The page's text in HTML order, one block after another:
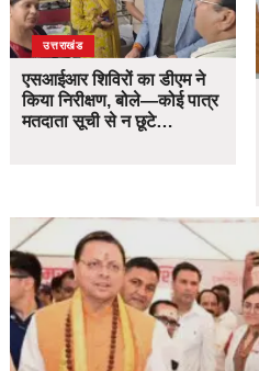
उत्तराखंड
एसआईआर शिविरों का डीएम ने
किया निरीक्षण, बोले—कोई पात्र
मतदाता सूची से न छूटे…